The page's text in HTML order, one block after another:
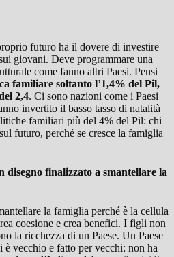
futuro ha il dovere di investire
giovani. Deve programmare una
come fanno altri Paesi. Pensi
familiare soltanto l’1,4% del Pil,
2,4. Ci sono nazioni come i Paesi
invertito il basso tasso di natalità
familiari più del 4% del Pil: chi
futuro, perché se cresce la famiglia
disegno finalizzato a smantellare la
la famiglia perché è la cellula
coesione e crea benefici. I figli non
la ricchezza di un Paese. Un Paese
è vecchio e fatto per vecchi: non ha